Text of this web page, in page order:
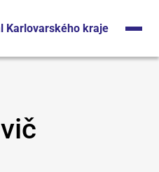
Karlovarského kraje